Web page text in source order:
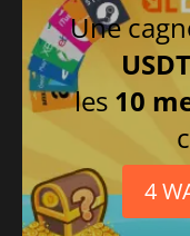
Une
USDT
les 10
4